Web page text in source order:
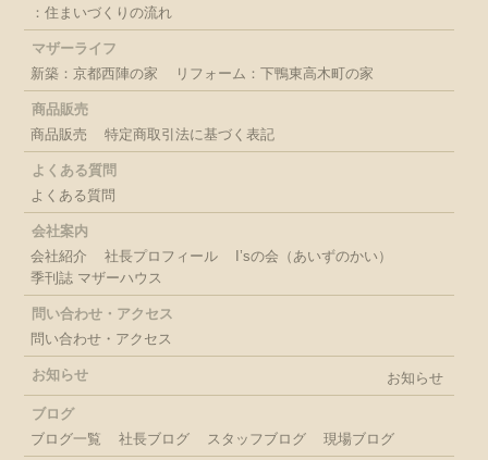
：住まいづくりの流れ
マザーライフ
新築：京都西陣の家
リフォーム：下鴨東高木町の家
商品販売
商品販売
特定商取引法に基づく表記
よくある質問
よくある質問
会社案内
会社紹介
社長プロフィール
I’sの会（あいずのかい）
季刊誌 マザーハウス
問い合わせ・アクセス
問い合わせ・アクセス
お知らせ お知らせ
ブログ
ブログ一覧
社長ブログ スタッフブログ 現場ブログ